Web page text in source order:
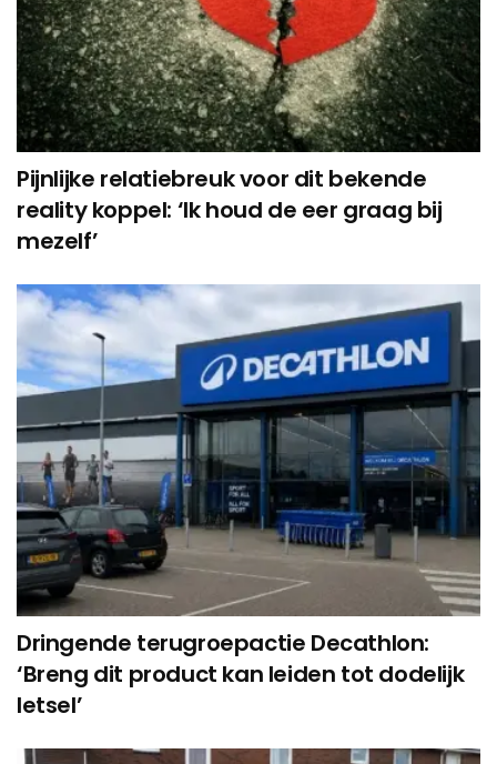
Pijnlijke relatiebreuk voor dit bekende
reality koppel: ‘Ik houd de eer graag bij
mezelf’
Dringende terugroepactie Decathlon:
‘Breng dit product kan leiden tot dodelijk
letsel’